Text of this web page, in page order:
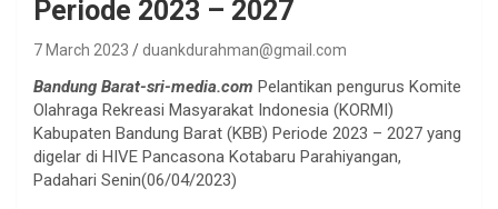
Periode 2023 – 2027
7 March 2023 duankdurahman@gmail.com
Bandung Barat-sri-media.com Pelantikan pengurus Komite
Olahraga Rekreasi Masyarakat Indonesia (KORMI)
Kabupaten Bandung Barat (KBB) Periode 2023 – 2027 yang
digelar di HIVE Pancasona Kotabaru Parahiyangan,
Padahari Senin(06/04/2023)